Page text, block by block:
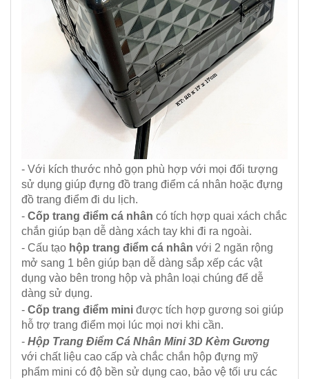
- Với kích thước nhỏ gọn phù hợp với mọi đối tượng
sử dụng giúp đựng đồ trang điểm cá nhân hoặc đựng
đồ trang điểm đi du lịch.
- Cốp trang điểm cá nhân có tích hợp quai xách chắc
chắn giúp bạn dễ dàng xách tay khi đi ra ngoài.
- Cấu tạo hộp trang điểm cá nhân với 2 ngăn rộng
mở sang 1 bên giúp bạn dễ dàng sắp xếp các vật
dụng vào bên trong hộp và phân loại chúng để dễ
dàng sử dụng.
- Cốp trang điểm mini được tích hợp gương soi giúp
hỗ trợ trang điểm mọi lúc mọi nơi khi cần.
- Hộp Trang Điểm Cá Nhân Mini 3D Kèm Gương
với chất liệu cao cấp và chắc chắn hộp đựng mỹ
phẩm mini có độ bền sử dụng cao, bảo vệ tối ưu các